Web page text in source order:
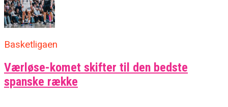
Basketligaen
Værløse-komet skifter til den bedste
spanske række